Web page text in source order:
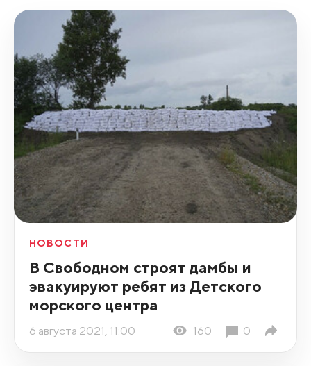
НОВОСТИ
В Свободном строят дамбы и
эвакуируют ребят из Детского
морского центра
6 августа 2021, 11:00 160 0